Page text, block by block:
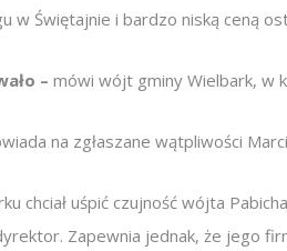
w Świętajnie i bardzo niską ceną
– mówi wójt gminy Wielbark, w
na zgłaszane wątpliwości
chciał uśpić czujność wójta
Zapewnia jednak, że jego